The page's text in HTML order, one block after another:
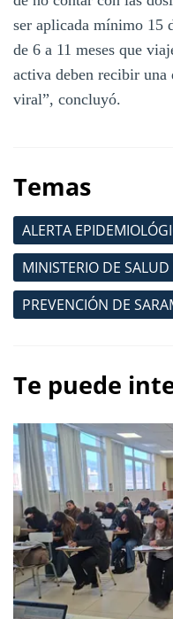
ser aplicada mínimo 15
de 6 a 11 meses que
activa deben recibir
viral”, concluyó.
Temas
ALERTA
MINISTERIO DE SALUD
PREVENCIÓN DE
Te puede